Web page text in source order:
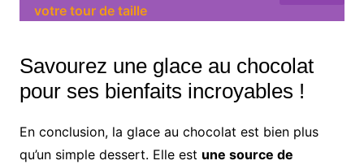
votre tour de taille
Savourez une glace au chocolat
pour ses bienfaits incroyables !
En conclusion, la glace au chocolat est bien plus
qu’un simple dessert. Elle est une source de